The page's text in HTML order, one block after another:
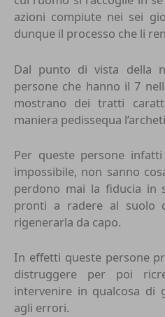
azioni compiute nei sei
dunque il processo che li
Dal punto di vista della
persone che hanno il 7
mostrano dei tratti
maniera pedissequa
Per queste persone
impossibile, non sanno
perdono mai la fiducia in
pronti a radere al suolo
rigenerarla da capo.
In effetti queste persone
distruggere per poi
intervenire in qualcosa di
agli errori.